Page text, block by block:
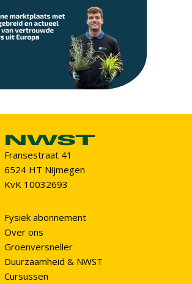
Fransestraat 41
6524 HT Nijmegen
KvK 10032693
Fysiek abonnement
Over ons
Groenversneller
Duurzaamheid & NWST
Cursussen